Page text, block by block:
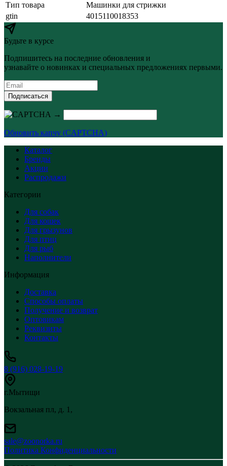
Тип товара
Машинки для стрижки
gtin
4015110018353
Будьте в курсе
Подпишитесь на последние обновления и
узнавайте о новинках и специальных предложениях первыми.
Подписаться
→
Обновить капчу (CAPTCHA)
Каталог
Бренды
Акции
Распродажи
Категории
Для собак
Для кошек
Для грызунов
Для птиц
Для рыб
Наполнители
Информация
Доставка
Способы оплаты
Получение и возврат
Оптовикам
Реквизиты
Контакты
8 (916) 028-19-19
г.Мытищи
Вокзальная пл, д. 1,
sale@zoonorka.ru
Политика Конфиденциальности